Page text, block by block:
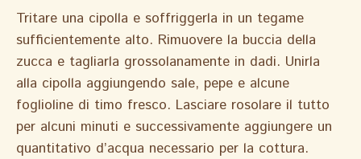
Tritare una cipolla e soffriggerla in un tegame
sufficientemente alto. Rimuovere la buccia della
zucca e tagliarla grossolanamente in dadi. Unirla
alla cipolla aggiungendo sale, pepe e alcune
foglioline di timo fresco. Lasciare rosolare il tutto
per alcuni minuti e successivamente aggiungere un
quantitativo d’acqua necessario per la cottura.